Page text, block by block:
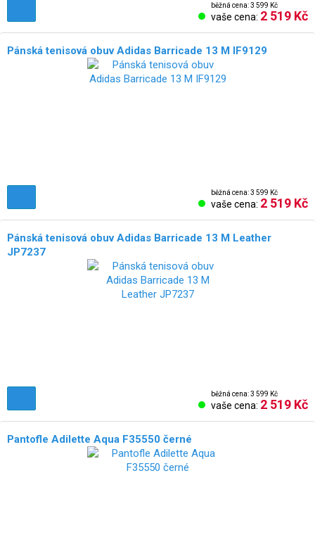
běžná cena: 3 599 Kč
vaše cena: 2 519 Kč
Pánská tenisová obuv Adidas Barricade 13 M IF9129
běžná cena: 3 599 Kč
vaše cena: 2 519 Kč
Pánská tenisová obuv Adidas Barricade 13 M Leather
JP7237
běžná cena: 3 599 Kč
vaše cena: 2 519 Kč
Pantofle Adilette Aqua F35550 černé